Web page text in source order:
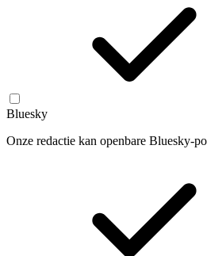
Bluesky
Onze redactie kan openbare Bluesky-